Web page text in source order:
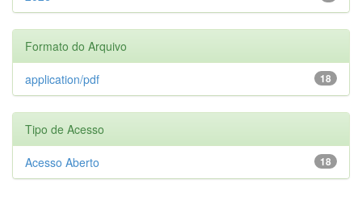
Formato do Arquivo
18
application/pdf
Tipo de Acesso
18
Acesso Aberto